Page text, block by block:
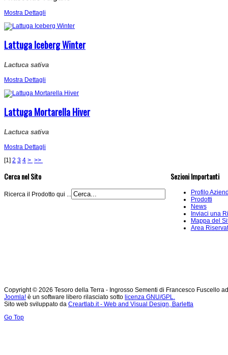
Mostra Dettagli
Lattuga Iceberg Winter
Lactuca sativa
Mostra Dettagli
Lattuga Mortarella Hiver
Lactuca sativa
Mostra Dettagli
[1] 2 3 4 > >>
Cerca nel Sito
Ricerca il Prodotto qui ...
Sezioni Importanti
Profilo
Prodotti
News
Inviaci una
Mappa del
Area
Copyright © 2026 Tesoro della Terra - Ingrosso Sementi di Francesco Fuscello
Joomla! è un software libero rilasciato sotto licenza GNU/GPL.
Sito web sviluppato da Creartlab.it - Web and Visual Design, Barletta
Go Top